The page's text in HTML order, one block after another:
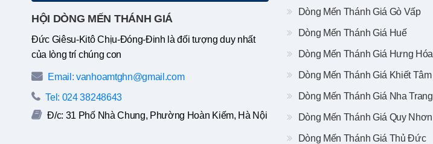
HỘI DÒNG MẾN THÁNH GIÁ
Đức Giêsu-Kitô Chịu-Đóng-Đinh là đối tượng duy nhất
của lòng trí chúng con
Email: vanhoamtghn@gmail.com
Tel: 024 38248643
Đ/c: 31 Phố Nhà Chung, Phường Hoàn Kiếm, Hà Nội
Dòng Mến Thánh Giá Gò Vấp
Dòng Mến Thánh Giá Huế
Dòng Mến Thánh Giá Hưng Hóa
Dòng Mến Thánh Giá Khiết Tâm
Dòng Mến Thánh Giá Nha Trang
Dòng Mến Thánh Giá Quy Nhơn
Dòng Mến Thánh Giá Thủ Đức